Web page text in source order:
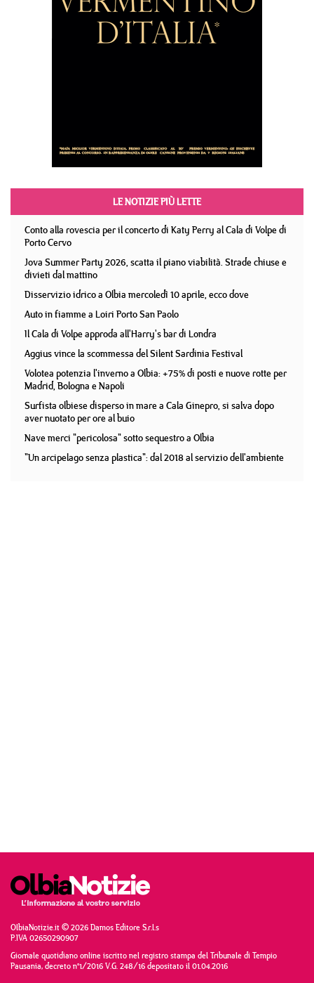
LE NOTIZIE PIÙ LETTE
Conto alla rovescia per il concerto di Katy Perry al Cala di Volpe di
Porto Cervo
Jova Summer Party 2026, scatta il piano viabilità. Strade chiuse e
divieti dal mattino
Disservizio idrico a Olbia mercoledì 10 aprile, ecco dove
Auto in fiamme a Loiri Porto San Paolo
Il Cala di Volpe approda all'Harry's bar di Londra
Aggius vince la scommessa del Silent Sardinia Festival
Volotea potenzia l'inverno a Olbia: +75% di posti e nuove rotte per
Madrid, Bologna e Napoli
Surfista olbiese disperso in mare a Cala Ginepro, si salva dopo
aver nuotato per ore al buio
Nave merci "pericolosa" sotto sequestro a Olbia
"Un arcipelago senza plastica": dal 2018 al servizio dell'ambiente
OlbiaNotizie.it © 2026 Damos Editore S.r.l.s
P.IVA 02650290907
Giornale quotidiano online iscritto nel registro stampa del Tribunale di Tempio
Pausania, decreto n°1/2016 V.G. 248/16 depositato il 01.04.2016